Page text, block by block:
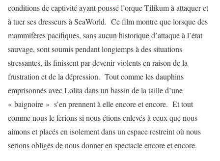
conditions de captivité ayant poussé l’orque Tilikum à attaquer et
à tuer ses dresseurs à SeaWorld. Ce film montre que lorsque des
mammifères pacifiques, sans aucun historique d’attaque à l’état
sauvage, sont soumis pendant longtemps à des situations
stressantes, ils finissent par devenir violents en raison de la
frustration et de la dépression. Tout comme les dauphins
emprisonnés avec Lolita dans un bassin de la taille d’une
« baignoire » s’en prennent à elle encore et encore. Et tout
comme nous le ferions si nous étions enlevés à ceux que nous
aimons et placés en isolement dans un espace restreint où nous
serions obligés de nous donner en spectacle encore et encore.